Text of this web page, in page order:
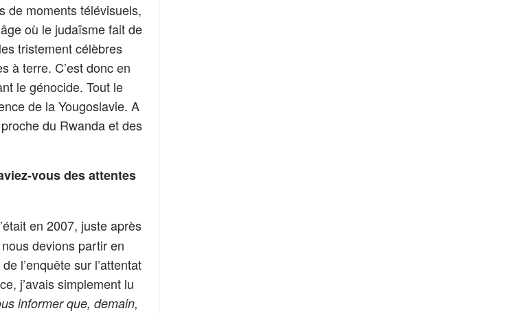
de moments télévisuels,
où le judaïsme fait de
tristement célèbres
à terre. C’est donc en
le génocide. Tout le
de la Yougoslavie. A
du Rwanda et des
vous des attentes
en 2007, juste après
devions partir en
l’enquête sur l’attentat
j’avais simplement lu
informer que, demain,